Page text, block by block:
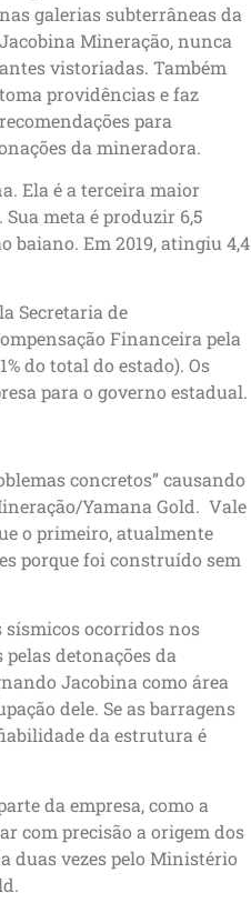
nas galerias subterrâneas da
Jacobina Mineração, nunca
antes vistoriadas. Também
toma providências e faz
recomendações para
da mineradora.
Ela é a terceira maior
meta é produzir 6,5
baiano. Em 2019, atingiu 4,4
Secretaria de
Financeira pela
do total do estado). Os
para o governo estadual.
concretos” causando
Yamana Gold. Vale
o primeiro, atualmente
porque foi construído sem
sísmicos ocorridos nos
detonações da
Jacobina como área
dele. Se as barragens
da estrutura é
da empresa, como a
com precisão a origem dos
duas vezes pelo Ministério